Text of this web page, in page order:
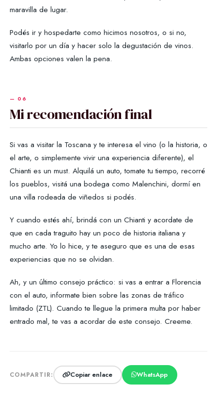
maravilla de lugar.
Podés ir y hospedarte como hicimos nosotros, o si no,
visitarlo por un día y hacer solo la degustación de vinos.
Ambas opciones valen la pena.
Mi recomendación final
Si vas a visitar la Toscana y te interesa el vino (o la historia, o
el arte, o simplemente vivir una experiencia diferente), el
Chianti es un must. Alquilá un auto, tomate tu tiempo, recorré
los pueblos, visitá una bodega como Malenchini, dormí en
una villa rodeada de viñedos si podés.
Y cuando estés ahí, brindá con un Chianti y acordate de
que en cada traguito hay un poco de historia italiana y
mucho arte. Yo lo hice, y te aseguro que es una de esas
experiencias que no se olvidan.
Ah, y un último consejo práctico: si vas a entrar a Florencia
con el auto, informate bien sobre las zonas de tráfico
limitado (ZTL). Cuando te llegue la primera multa por haber
entrado mal, te vas a acordar de este consejo. Creeme.
COMPARTIR: Copiar enlace WhatsApp